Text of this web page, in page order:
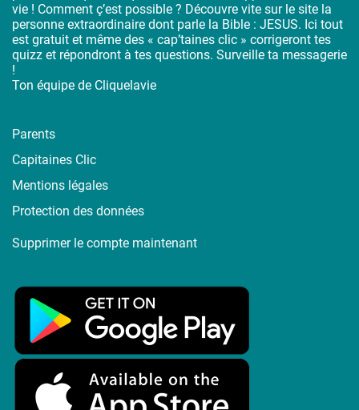
vie ! Comment ç’est possible ? Découvre vite sur le site la
personne extraordinaire dont parle la Bible : JESUS. Ici tout
est gratuit et même des « cap’taines clic » corrigeront tes
quizz et répondront à tes questions. Surveille ta messagerie
!
Ton équipe de Cliquelavie
Parents
Capitaines Clic
Mentions légales
Protection des données
Supprimer le compte maintenant